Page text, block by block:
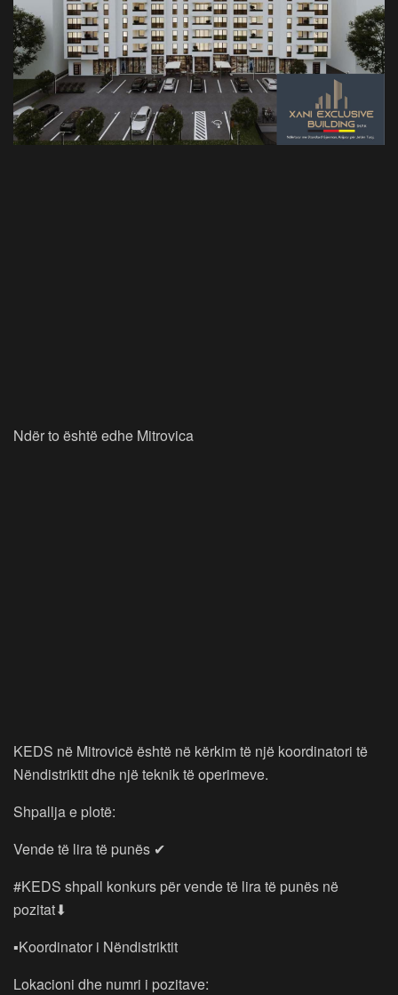
Ndër to është edhe Mitrovica
KEDS në Mitrovicë është në kërkim të një koordinatori të
Nëndistriktit dhe një teknik të operimeve.
Shpallja e plotë:
Vende të lira të punës ✔
#KEDS shpall konkurs për vende të lira të punës në
pozitat⬇
▪Koordinator i Nëndistriktit
Lokacioni dhe numri i pozitave: